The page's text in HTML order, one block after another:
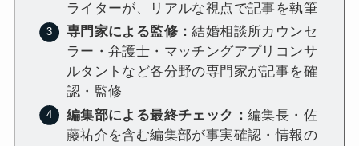
ライターが、リアルな視点で記事を執筆
専門家による監修：結婚相談所カウンセ
ラー・弁護士・マッチングアプリコンサ
ルタントなど各分野の専門家が記事を確
認・監修
編集部による最終チェック： 編集長・佐
藤祐介を含む編集部が事実確認・情報の